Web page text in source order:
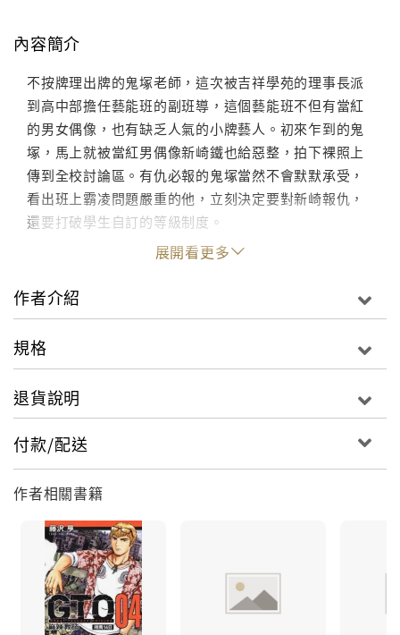
內容簡介
不按牌理出牌的鬼塚老師，這次被吉祥學苑的理事長派
到高中部擔任藝能班的副班導，這個藝能班不但有當紅
的男女偶像，也有缺乏人氣的小牌藝人。初來乍到的鬼
塚，馬上就被當紅男偶像新崎鐵也給惡整，拍下裸照上
傳到全校討論區。有仇必報的鬼塚當然不會默默承受，
看出班上霸凌問題嚴重的他，立刻決定要對新崎報仇，
還要打破學生自訂的等級制度。
展開看更多
作者介紹
規格
退貨說明
付款/配送
作者相關書籍